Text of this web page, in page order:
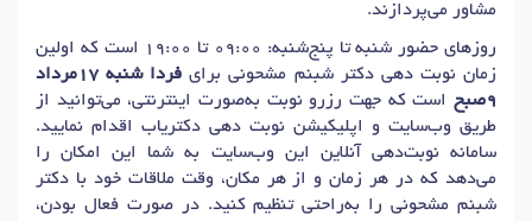
مشاور می‌پردازند.
روزهای حضور شنبه تا پنج‌شنبه: 09:00 تا 19:00 است که اولین
زمان نوبت دهی دکتر شبنم مشحونی برای
فردا شنبه 17مرداد
9صبح
است که جهت رزرو نوبت به‌صورت اینترنتی، می‌توانید از
طریق وب‌سایت و اپلیکیشن نوبت دهی دکتریاب اقدام نمایید.
سامانه نوبت‌دهی آنلاین این وب‌سایت به شما این امکان را
می‌دهد که در هر زمان و از هر مکان، وقت ملاقات خود با دکتر
شبنم مشحونی را به‌راحتی تنظیم کنید. در صورت فعال بودن،